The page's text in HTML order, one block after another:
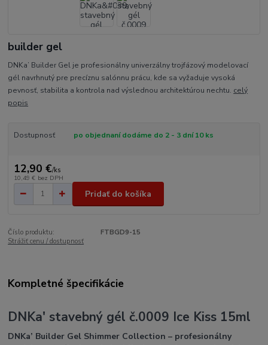
builder gel
DNKa’ Builder Gel je profesionálny univerzálny trojfázový modelovací
gél navrhnutý pre precíznu salónnu prácu, kde sa vyžaduje vysoká
pevnosť, stabilita a kontrola nad výslednou architektúrou nechtu. celý
popis
Dostupnosť po objednaní dodáme do 2 - 3 dní 10 ks
12,90 €/ks
10,49 € bez DPH
Pridať do košíka
Číslo produktu:
FTBGD9-15
Strážiť cenu / dostupnosť
Kompletné špecifikácie
DNKa' stavebný gél č.0009 Ice Kiss 15ml
DNKa’ Builder Gel Shimmer Collection – profesionálny